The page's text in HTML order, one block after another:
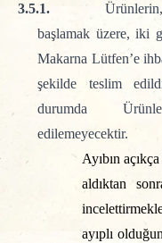
3.5.1.
Ürünlerin,
başlamak üzere, iki
Makarna Lütfen’e
şekilde teslim
durumda
edilemeyecektir.
Ayıbın
aldıktan
ayıplı